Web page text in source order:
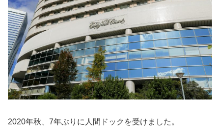
2020年秋、7年ぶりに人間ドックを受けました。